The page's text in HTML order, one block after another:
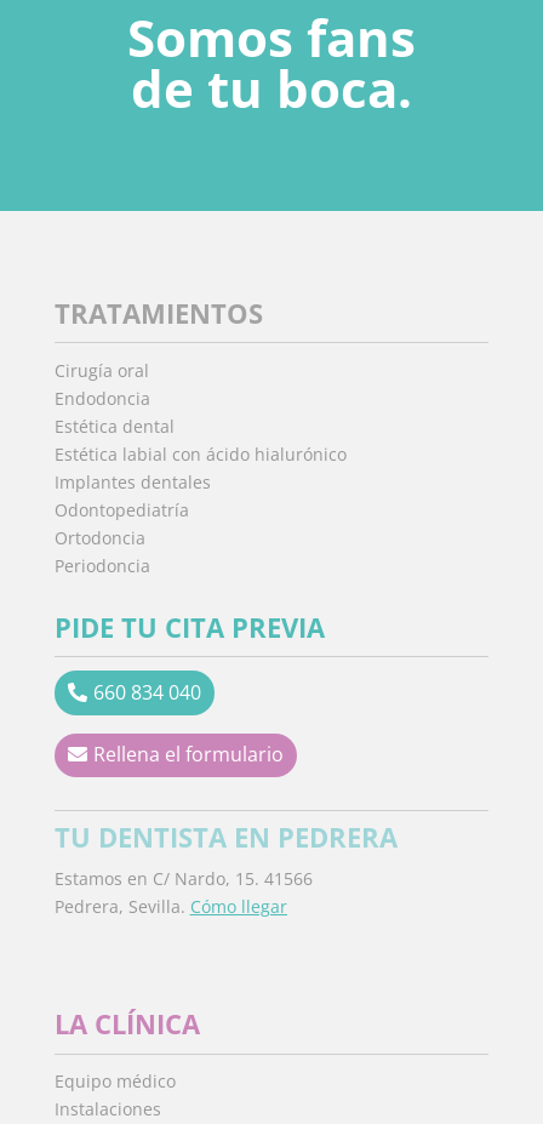
Somos fans
de tu boca.
TRATAMIENTOS
Cirugía oral
Endodoncia
Estética dental
Estética labial con ácido hialurónico
Implantes dentales
Odontopediatría
Ortodoncia
Periodoncia
PIDE TU CITA PREVIA
660 834 040
Rellena el formulario
TU DENTISTA EN PEDRERA
Estamos en C/ Nardo, 15. 41566
Pedrera, Sevilla. Cómo llegar
LA CLÍNICA
Equipo médico
Instalaciones